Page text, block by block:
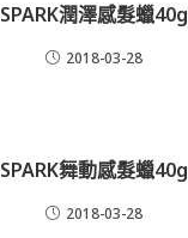
SPARK潤澤感髮蠟40g
2018-03-28
SPARK舞動感髮蠟40g
2018-03-28